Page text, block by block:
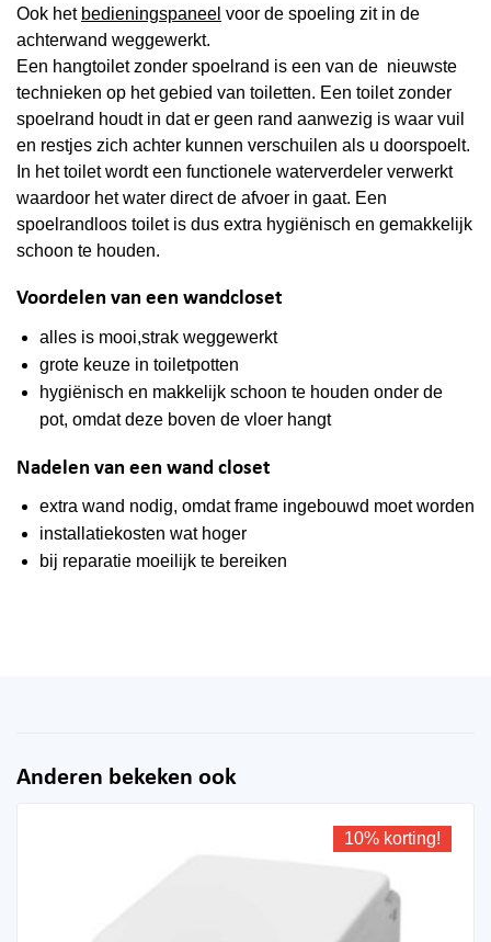
Ook het bedieningspaneel voor de spoeling zit in de
achterwand weggewerkt.
Een hangtoilet zonder spoelrand is een van de nieuwste
technieken op het gebied van toiletten. Een toilet zonder
spoelrand houdt in dat er geen rand aanwezig is waar vuil
en restjes zich achter kunnen verschuilen als u doorspoelt.
In het toilet wordt een functionele waterverdeler verwerkt
waardoor het water direct de afvoer in gaat. Een
spoelrandloos toilet is dus extra hygiënisch en gemakkelijk
schoon te houden.
Voordelen van een wandcloset
alles is mooi,strak weggewerkt
grote keuze in toiletpotten
hygiënisch en makkelijk schoon te houden onder de
pot, omdat deze boven de vloer hangt
Nadelen van een wand closet
extra wand nodig, omdat frame ingebouwd moet worden
installatiekosten wat hoger
bij reparatie moeilijk te bereiken
Anderen bekeken ook
10% korting!